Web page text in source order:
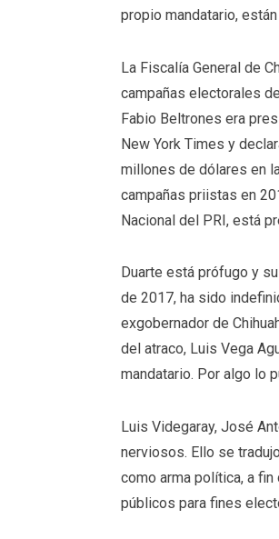
propio mandatario,
La Fiscalía General de
campañas electorales
Fabio Beltrones era
New York Times y
millones de dólares en
campañas priistas en
Nacional del PRI, está
Duarte está prófugo y
de 2017, ha sido
exgobernador de
del atraco, Luis Vega
mandatario. Por algo lo
Luis Videgaray, José
nerviosos. Ello se
como arma política, a
públicos para fines